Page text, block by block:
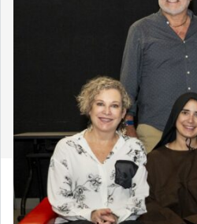
30 de julio de 2026
¡El teatro se apodera de
iniciaron los ensayos de